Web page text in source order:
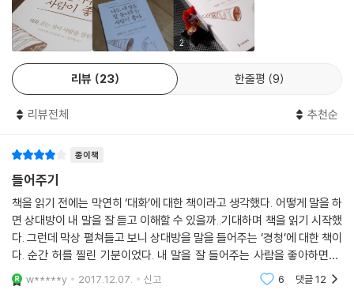
《나도 내 말을 잘 들어주는 사람이 좋다》에서는 듣기를 배우면서 변화되는
심리를 배움의 네 단계로 정리했고, 듣기를 배우기 위해 알아두어야 할 기
본 원칙들을 제시한다. 그리고 ‘거품’이라는 독특하고 설득력 있는 개념을
통해 사람들이 대화에서 취할 수 있는 태도들을 개념화하여 쉽게 이해하고
품의 개념을 적재적소에서 이용하며 신뢰 관계의 형성, 듣기에 대한 이해
와 실천 방법, 듣기를 방해하는 요인들, 비언어적 의사소통에 대한 내용을
막힘없이 전개한다. 세 명이 모여 해볼 수 있는 실전 연습을 ‘연습하기’의
형태로 소개하고, 맺음말에서는 책의 전반적인 내용을 체계적으로 구성하
여 일주일 동안 요일별로 연습해 볼 수 있는 프로그램도 제안한다.
그러나 우리가 타인의 말을 잘 들으려고 노력해야 할 가장 큰 이유는 경청
을 통해 인간관계가 정화되고 안정되기 때문이다. 조화로운 인간관계는 행
2
리뷰 23 한줄평 9
리뷰전체 추천순
종이책
들어주기
책을 읽기 전에는 막연히 ‘대화’에 대한 책이라고 생각했다. 어떻게 말을 하
면 상대방이 내 말을 잘 듣고 이해할 수 있을까..기대하며 책을 읽기 시작했
다. 그런데 막상 펼쳐들고 보니 상대방을 말을 들어주는 ‘경청’에 대한 책이
다. 순간 허를 찔린 기분이었다. 내 말을 잘 들어주는 사람을 좋아하면서,
정작 나는 타인의 말을 잘 들어주었는가 돌아보게 되었다.인간은 저마다
지내
w*****y 2017.12.07. 신고 6 댓글12